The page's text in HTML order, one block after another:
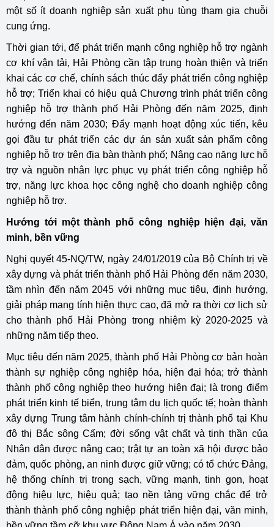
một số ít doanh nghiệp sản xuất phụ tùng tham gia chuỗi
cung ứng.
Thời gian tới, để phát triển mạnh công nghiệp hỗ trợ ngành
cơ khí vận tải, Hải Phòng cần tập trung hoàn thiện và triển
khai các cơ chế, chính sách thúc đẩy phát triển công nghiệp
hỗ trợ; Triển khai có hiệu quả Chương trình phát triển công
nghiệp hỗ trợ thành phố Hải Phòng đến năm 2025, định
hướng đến năm 2030; Đẩy mạnh hoạt động xúc tiến, kêu
gọi đầu tư phát triển các dự án sản xuất sản phẩm công
nghiệp hỗ trợ trên địa bàn thành phố; Nâng cao năng lực hỗ
trợ và nguồn nhân lực phục vụ phát triển công nghiệp hỗ
trợ, năng lực khoa học công nghệ cho doanh nghiệp công
nghiệp hỗ trợ.
Hướng tới một thành phố công nghiệp hiện đại, văn
minh, bền vững
Nghị quyết 45-NQ/TW, ngày 24/01/2019 của Bộ Chính trị về
xây dựng và phát triển thành phố Hải Phòng đến năm 2030,
tầm nhìn đến năm 2045 với những mục tiêu, định hướng,
giải pháp mang tính hiện thực cao, đã mở ra thời cơ lịch sử
cho thành phố Hải Phòng trong nhiệm kỳ 2020-2025 và
những năm tiếp theo.
Mục tiêu đến năm 2025, thành phố Hải Phòng cơ bản hoàn
thành sự nghiệp công nghiệp hóa, hiện đại hóa; trở thành
thành phố công nghiệp theo hướng hiện đại; là trọng điểm
phát triển kinh tế biển, trung tâm du lịch quốc tế; hoàn thành
xây dựng Trung tâm hành chính-chính trị thành phố tại Khu
đô thị Bắc sông Cấm; đời sống vật chất và tinh thần của
Nhân dân được nâng cao; trật tự an toàn xã hội được bảo
đảm, quốc phòng, an ninh được giữ vững; có tổ chức Đảng,
hệ thống chính trị trong sạch, vững mạnh, tinh gọn, hoạt
động hiệu lực, hiệu quả; tạo nền tảng vững chắc để trở
thành thành phố công nghiệp phát triển hiện đại, văn minh,